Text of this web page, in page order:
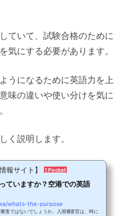
ていて、試験合格のために
気にする必要があります。
うになるために英語力を上
味の違いや使い分けを気に
く説明します。
報サイト】 1 Pocket
ていますか？空港での英語
whats-the-purpose
査ではないでしょうか。入国審査官は、時に